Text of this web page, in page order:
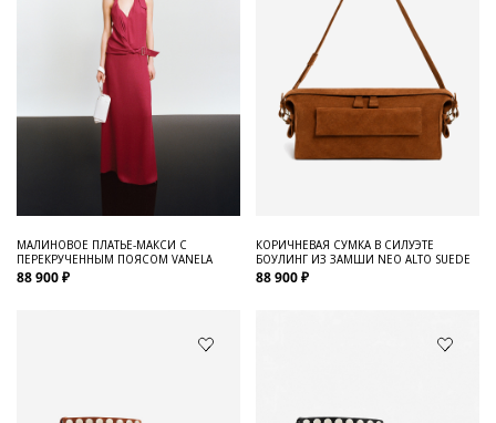
МАЛИНОВОЕ ПЛАТЬЕ-МАКСИ С
ПЕРЕКРУЧЕННЫМ ПОЯСОМ VANELA
88 900 ₽
КОРИЧНЕВАЯ СУМКА В СИЛУЭТЕ
БОУЛИНГ ИЗ ЗАМШИ NEO ALTO SUEDE
88 900 ₽